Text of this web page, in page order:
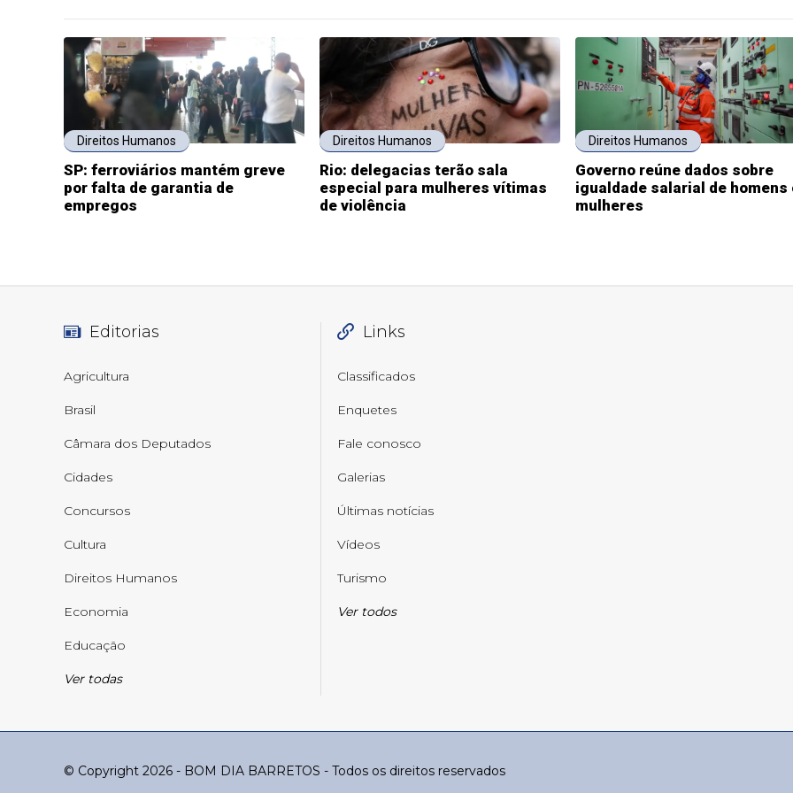
Direitos Humanos
SP: ferroviários mantém greve
por falta de garantia de
empregos
Direitos Humanos
Rio: delegacias terão sala
especial para mulheres vítimas
de violência
Direitos Humanos
Governo reúne dados sobre
igualdade salarial de homens
mulheres
Editorias
Agricultura
Brasil
Câmara dos Deputados
Cidades
Concursos
Cultura
Direitos Humanos
Economia
Educação
Ver todas
Links
Classificados
Enquetes
Fale conosco
Galerias
Últimas notícias
Vídeos
Turismo
Ver todos
© Copyright 2026 - BOM DIA BARRETOS - Todos os direitos reservados